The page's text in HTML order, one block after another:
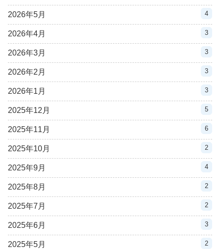
2026年5月 4
2026年4月 3
2026年3月 3
2026年2月 3
2026年1月 3
2025年12月 5
2025年11月 6
2025年10月 2
2025年9月 4
2025年8月 2
2025年7月 2
2025年6月 3
2025年5月 2